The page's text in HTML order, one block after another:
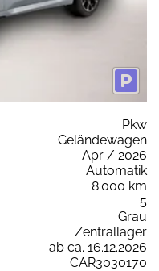
Pkw
Geländewagen
Apr / 2026
Automatik
8.000 km
5
Grau
Zentrallager
ab ca. 16.12.2026
CAR3030170